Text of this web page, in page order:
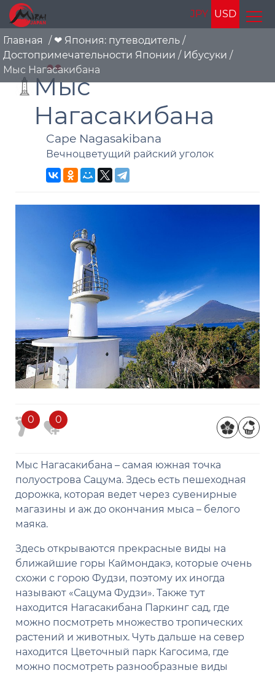
JPY USD
Главная / ❤ Япония: путеводитель /
Достопримечательности Японии / Ибусуки /
Мыс Нагасакибана
Мыс
Нагасакибана
Cape Nagasakibana
Вечноцветущий райский уголок
0 0
Мыс Нагасакибана – самая южная точка
полуострова Сацума. Здесь есть пешеходная
дорожка, которая ведет через сувенирные
магазины и аж до окончания мыса – белого
маяка.
Здесь открываются прекрасные виды на
ближайшие горы Каймондакэ, которые очень
схожи с горою Фудзи, поэтому их иногда
называют «Сацума Фудзи». Также тут
находится Нагасакибана Паркинг сад, где
можно посмотреть множество тропических
растений и животных. Чуть дальше на север
находится Цветочный парк Кагосима, где
можно посмотреть разнообразные виды